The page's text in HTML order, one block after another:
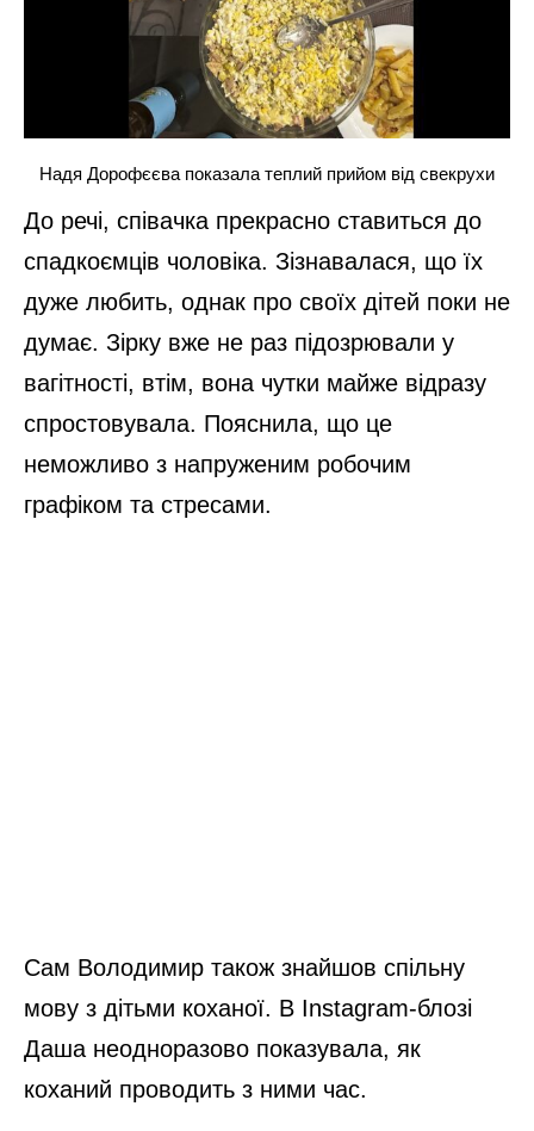
Надя Дорофєєва показала теплий прийом від свекрухи
До речі, співачка прекрасно ставиться до
спадкоємців чоловіка. Зізнавалася, що їх
дуже любить, однак про своїх дітей поки не
думає. Зірку вже не раз підозрювали у
вагітності, втім, вона чутки майже відразу
спростовувала. Пояснила, що це
неможливо з напруженим робочим
графіком та стресами.
Сам Володимир також знайшов спільну
мову з дітьми коханої. В Instagram-блозі
Даша неодноразово показувала, як
коханий проводить з ними час.